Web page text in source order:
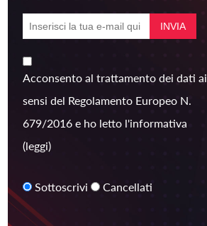
Acconsento al trattamento dei dati ai
sensi del Regolamento Europeo N.
679/2016 e ho letto l'informativa
(leggi)
Sottoscrivi Cancellati